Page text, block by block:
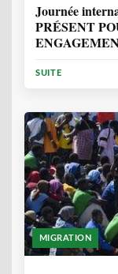
Journée
PRÉSENT
SUITE
MIGRATION